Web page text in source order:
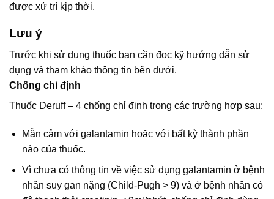
được xử trí kịp thời.
Lưu ý
Trước khi sử dụng thuốc bạn cần đọc kỹ hướng dẫn sử
dụng và tham khảo thông tin bên dưới.
Chống chỉ định
Thuốc Deruff – 4 chống chỉ định trong các trường hợp sau:
Mẫn cảm với galantamin hoặc với bất kỳ thành phần
nào của thuốc.
Vì chưa có thông tin về việc sử dụng galantamin ở bệnh
nhân suy gan nặng (Child-Pugh > 9) và ở bệnh nhân có